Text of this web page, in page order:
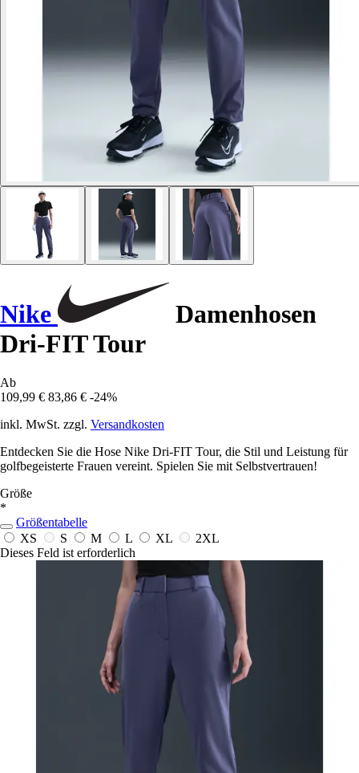
Nike
Damenhosen
Dri-FIT Tour
Ab
109,99 € 83,86 € -24%
inkl. MwSt. zzgl. Versandkosten
Entdecken Sie die Hose Nike Dri-FIT Tour, die Stil und Leistung für
golfbegeisterte Frauen vereint. Spielen Sie mit Selbstvertrauen!
Größe
*
Größentabelle
XS
S M L XL
2XL
Dieses Feld ist erforderlich